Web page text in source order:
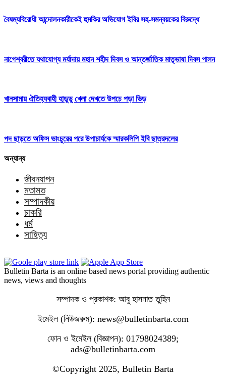
বৈষম্যবিরোধী আন্দোলনকারীকেই হুমকির অভিযোগ ইবির সহ-সমন্বয়কের বিরুদ্ধে
নাগেশ্বরীতে যথাযোগ্য মর্যাদায় মহান শহীদ দিবস ও আন্তর্জাতিক মাতৃভাষা দিবস পালন
খানসামায় ঐতিহ্যবাহী হাডুডু খেলা দেখতে উপচে পড়া ভিড়
পদ ছাড়তে অফিস ভাংচুরের পরে উপাচার্যকে স্মারকলিপি ইবি ছাত্রদলের
অন্যান্য
জীবনযাপন
মতামত
সম্পাদকীয়
চাকরি
ধর্ম
সাহিত্য
Bulletin Barta is an online based news portal providing authentic
news, views and thoughts
সম্পাদক ও প্রকাশক: আবু হাসনাত তুহিন
ইমেইল (নিউজরুম): news@bulletinbarta.com
ফোন ও ইমেইল (বিজ্ঞাপন): 01798024389;
ads@bulletinbarta.com
©️Copyright 2025, Bulletin Barta